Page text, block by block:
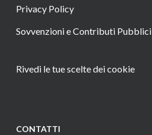
Privacy Policy
Sovvenzioni e Contributi Pubblici
Rivedi le tue scelte dei cookie
CONTATTI